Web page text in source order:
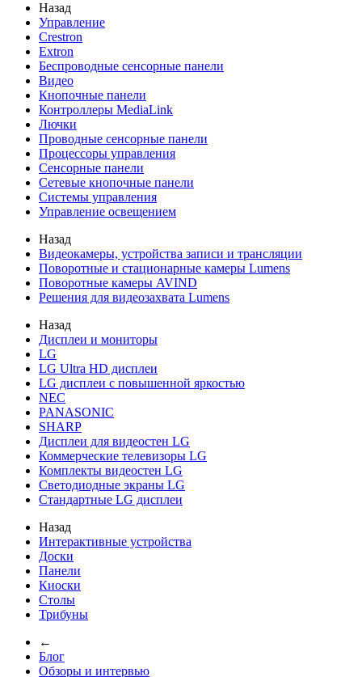
Назад
Управление
Crestron
Extron
Беспроводные сенсорные панели
Видео
Кнопочные панели
Контроллеры MediaLink
Лючки
Проводные сенсорные панели
Процессоры управления
Сенсорные панели
Сетевые кнопочные панели
Системы управления
Управление освещением
Назад
Видеокамеры, устройства записи и трансляции
Поворотные и стационарные камеры Lumens
Поворотные камеры AVIND
Решения для видеозахвата Lumens
Назад
Дисплеи и мониторы
LG
LG Ultra HD дисплеи
LG дисплеи с повышенной яркостью
NEC
PANASONIC
SHARP
Дисплеи для видеостен LG
Коммерческие телевизоры LG
Комплекты видеостен LG
Светодиодные экраны LG
Стандартные LG дисплеи
Назад
Интерактивные устройства
Доски
Панели
Киоски
Столы
Трибуны
←
Блог
Обзоры и интервью